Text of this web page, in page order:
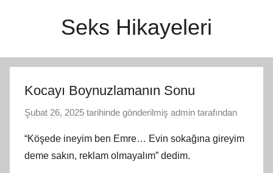
Seks Hikayeleri
Kocayı Boynuzlamanın Sonu
Şubat 26, 2025 tarihinde gönderilmiş admin tarafından
“Köşede ineyim ben Emre… Evin sokağına gireyim
deme sakın, reklam olmayalım” dedim.